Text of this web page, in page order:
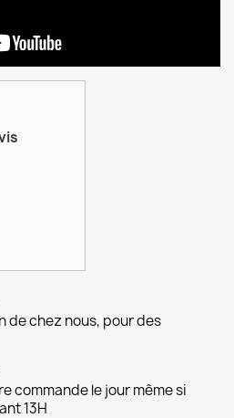
de chez nous, pour des
commande le jour même si
13H